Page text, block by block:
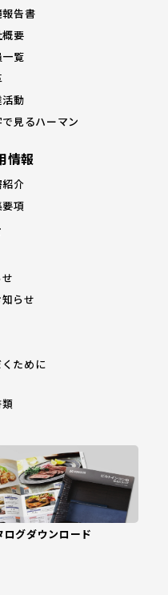
告書
要
覧
動
見るハーマン
情報
介
項
らせ
ために
ログダウンロード